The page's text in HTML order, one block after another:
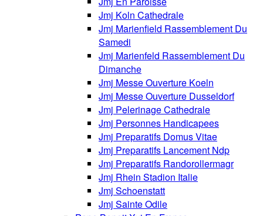
Jmj Koln Cathedrale
Jmj Marienfield Rassemblement Du
Samedi
Jmj Marienfeld Rassemblement Du
Dimanche
Jmj Messe Ouverture Koeln
Jmj Messe Ouverture Dusseldorf
Jmj Pelerinage Cathedrale
Jmj Personnes Handicapees
Jmj Preparatifs Domus Vitae
Jmj Preparatifs Lancement Ndp
Jmj Preparatifs Randorollermagr
Jmj Rhein Stadion Italie
Jmj Schoenstatt
Jmj Sainte Odile